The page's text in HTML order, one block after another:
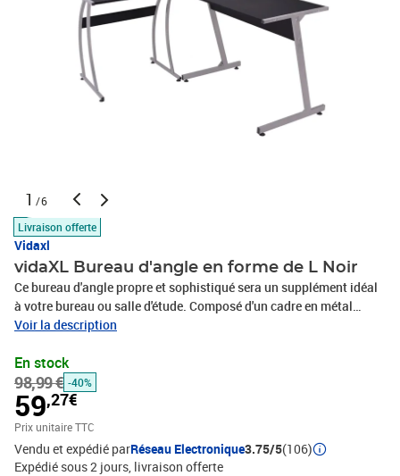
1 /6
Livraison offerte
Vidaxl
vidaXL Bureau d'angle en forme de L Noir
Ce bureau d'angle propre et sophistiqué sera un supplément idéal
à votre bureau ou salle d'étude. Composé d'un cadre en métal
durable et d'un dessus en bois d’ingénierie de haute qualité, ce
L est idéal pour travailler ou étudier. Il offre suffisamment d'espace
pour placer votre ordinateur, ordinateur portable, livres, dossiers,
documents ou cadres photo, objets décoratifs, plantes en pot,
etc.Couleur : NoirMatériau : bois d’ingénierie avec revêtement en
PVC + métalDimensions totales : 152 x 117 x 74 cm (L x l x H)
Voir la description
En stock
98,99 € -40%
59,27€
Prix unitaire TTC
Vendu et expédié parRéseau Electronique3.75/5(106)
Expédié sous 2 jours livraison offerte